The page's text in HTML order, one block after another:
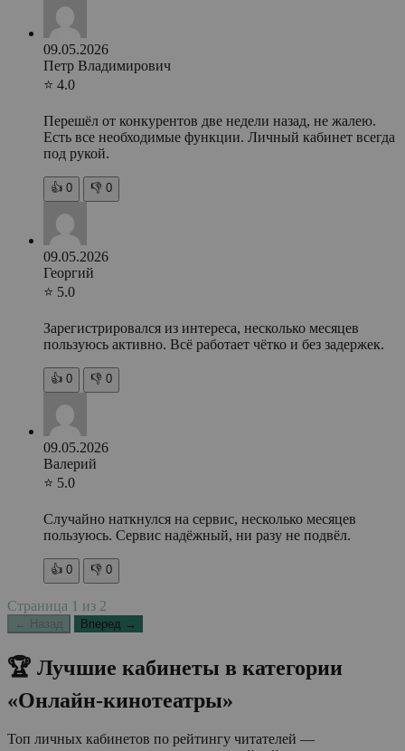
09.05.2026
Петр Владимирович
⭐ 4.0
Перешёл от конкурентов две недели назад, не жалею.
Есть все необходимые функции. Личный кабинет всегда
под рукой.
👍 0 👎 0
09.05.2026
Георгий
⭐ 5.0
Зарегистрировался из интереса, несколько месяцев
пользуюсь активно. Всё работает чётко и без задержек.
👍 0 👎 0
09.05.2026
Валерий
⭐ 5.0
Случайно наткнулся на сервис, несколько месяцев
пользуюсь. Сервис надёжный, ни разу не подвёл.
👍 0 👎 0
Страница 1 из 2
← Назад Вперед →
🏆 Лучшие кабинеты в категории
«Онлайн-кинотеатры»
Топ личных кабинетов по рейтингу читателей —